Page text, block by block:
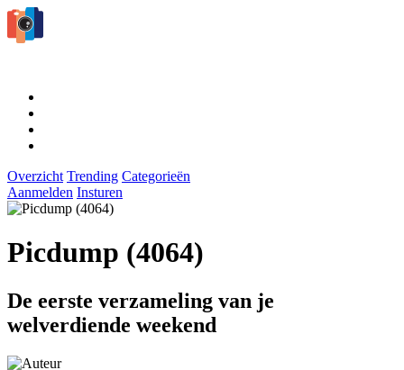
Overzicht Trending Categorieën
Aanmelden Insturen
Picdump (4064)
De eerste verzameling van je
welverdiende weekend